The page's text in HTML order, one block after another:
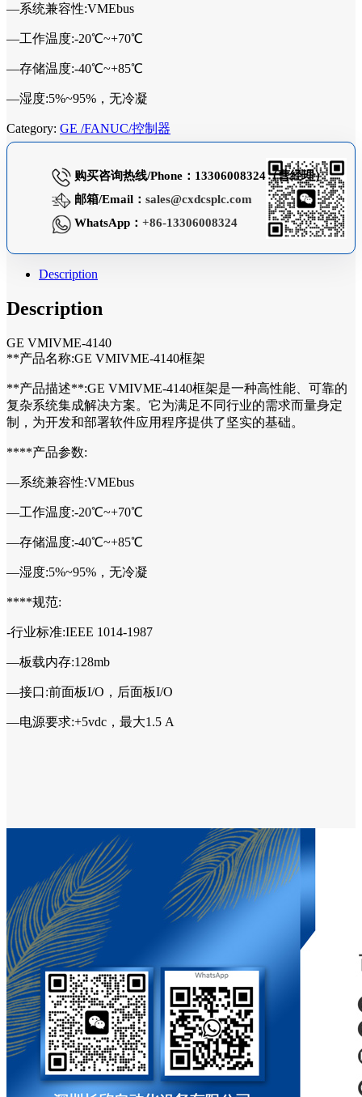
—系统兼容性:VMEbus
—工作温度:-20℃~+70℃
—存储温度:-40℃~+85℃
—湿度:5%~95%，无冷凝
Category: GE /FANUC/控制器
购买咨询热线/Phone：13306008324（曹经理）
邮箱/Email： sales@cxdcsplc.com
WhatsApp： +86-13306008324
Description
Description
GE VMIVME-4140
**产品名称:GE VMIVME-4140框架
**产品描述**:GE VMIVME-4140框架是一种高性能、可靠的
复杂系统集成解决方案。它为满足不同行业的需求而量身定
制，为开发和部署软件应用程序提供了坚实的基础。
****产品参数:
—系统兼容性:VMEbus
—工作温度:-20℃~+70℃
—存储温度:-40℃~+85℃
—湿度:5%~95%，无冷凝
****规范:
-行业标准:IEEE 1014-1987
—板载内存:128mb
—接口:前面板I/O，后面板I/O
—电源要求:+5vdc，最大1.5 A